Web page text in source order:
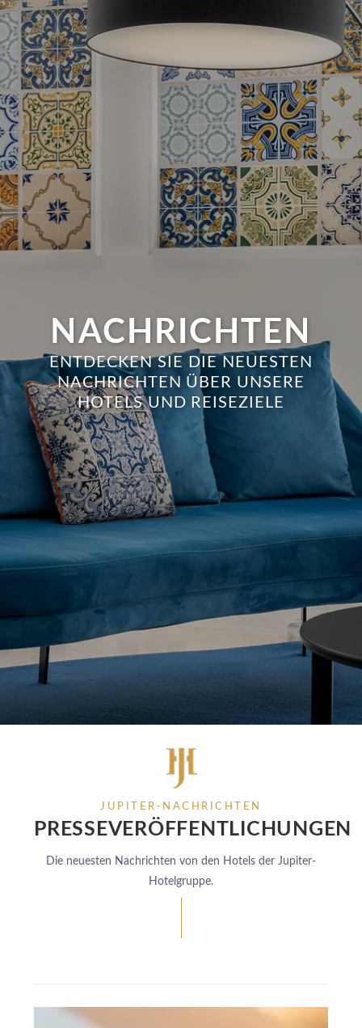
NACHRICHTEN
ENTDECKEN SIE DIE NEUESTEN
NACHRICHTEN ÜBER UNSERE
HOTELS UND REISEZIELE
JUPITER-NACHRICHTEN
PRESSEVERÖFFENTLICHUNGEN
Die neuesten Nachrichten von den Hotels der Jupiter-
Hotelgruppe.